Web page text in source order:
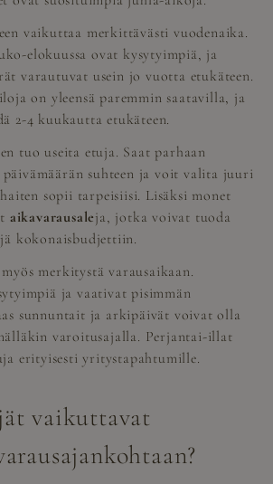
vaikuttaa merkittävästi vuodenaika.
elokuussa ovat kysytyimpiä, ja
varautuvat usein jo vuotta etukäteen.
on yleensä paremmin saatavilla, ja
2-4 kuukautta etukäteen.
tuo useita etuja. Saat parhaan
päivämäärän suhteen ja voit valita juuri
sopii tarpeisiisi. Lisäksi monet
aikavarausaleja, jotka voivat tuoda
kokonaisbudjettiin.
merkitystä varausaikaan.
ja vaativat pisimmän
sunnuntait ja arkipäivät voivat olla
varoitusajalla. Perjantai-illat
erityisesti yritystapahtumille.
vaikuttavat